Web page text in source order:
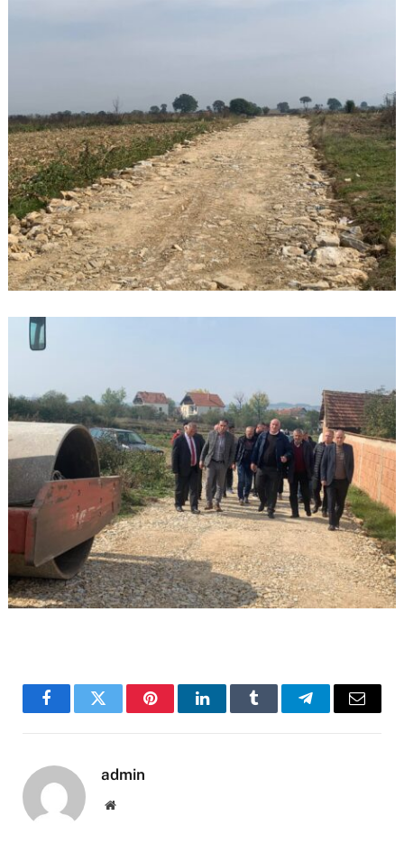
FacebookTwitter PinterestLinkedInTumblr TelegramEmail
admin
Website